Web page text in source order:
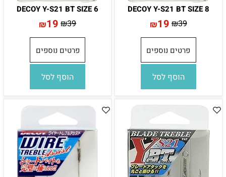
DECOY Y-S21 BT SIZE 8
₪39
₪19
פרטים נוספים
הוסף לסל
DECOY Y-S21 BT SIZE 6
₪39
₪19
פרטים נוספים
הוסף לסל